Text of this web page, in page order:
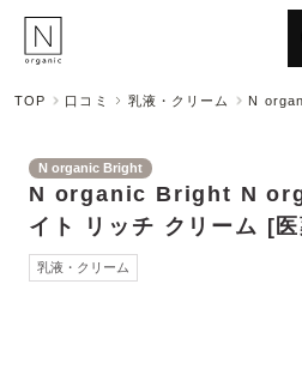
Skincare
メイクアップ
Makeup
ラ
ギフト
Gift
N
TOP 口コミ 乳液・クリーム N
N organic Bright
N organic Bright N
イト リッチ クリーム [
乳液・クリーム